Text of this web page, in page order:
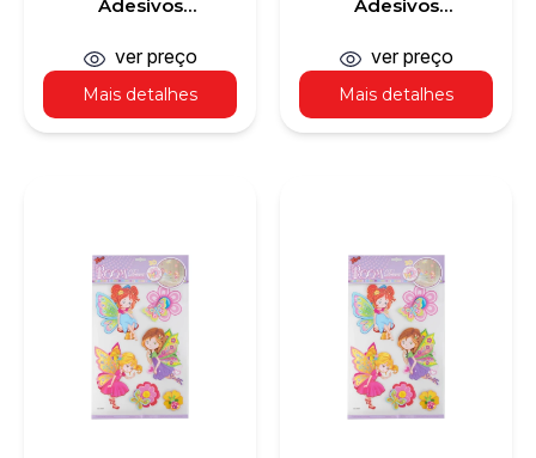
Adesivos
Mais detalhes
ver preço
Adesivos
Mais detalhes
ver preço